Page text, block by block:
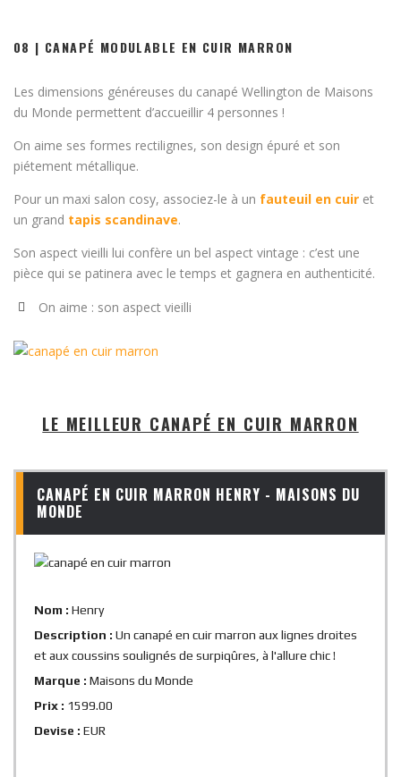
08 | CANAPÉ MODULABLE EN CUIR MARRON
Les dimensions généreuses du canapé Wellington de Maisons
du Monde permettent d’accueillir 4 personnes !
On aime ses formes rectilignes, son design épuré et son
piétement métallique.
Pour un maxi salon cosy, associez-le à un fauteuil en cuir et
un grand tapis scandinave.
Son aspect vieilli lui confère un bel aspect vintage : c’est une
pièce qui se patinera avec le temps et gagnera en authenticité.
On aime : son aspect vieilli
LE MEILLEUR CANAPÉ EN CUIR MARRON
CANAPÉ EN CUIR MARRON HENRY - MAISONS DU
MONDE
Nom : Henry
Description : Un canapé en cuir marron aux lignes droites
et aux coussins soulignés de surpiqûres, à l'allure chic !
Marque : Maisons du Monde
Prix : 1599.00
Devise : EUR